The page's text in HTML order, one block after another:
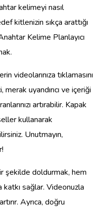
kelimeyi nasıl
kitlenizin sıkça arattığı
Kelime Planlayıcı
videolarınıza tıklamasını
uyandırıcı ve içeriği
artırabilir. Kapak
kullanarak
Unutmayın,
şekilde doldurmak, hem
sağlar. Videonuzla
Ayrıca, doğru